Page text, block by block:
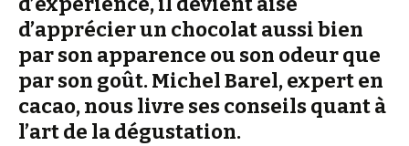
d’apprécier un chocolat aussi bien
par son apparence ou son odeur que
par son goût. Michel Barel, expert en
cacao, nous livre ses conseils quant à
l’art de la dégustation.